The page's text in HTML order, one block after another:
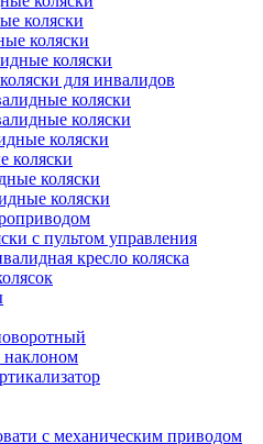
коляски
коляски
коляски
для инвалидов
коляски
коляски
коляски
коляски
коляски
коляски
с пультом управления
кресло коляска
наклоном
с механическим приводом